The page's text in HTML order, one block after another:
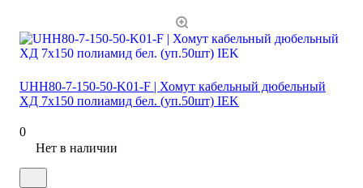
UHH80-7-150-50-K01-F | Хомут кабельный дюбельный
ХД 7х150 полиамид бел. (уп.50шт) IEK
0
Нет в наличии